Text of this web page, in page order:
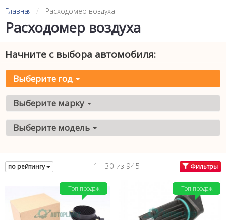
Главная Расходомер воздуха
Расходомер воздуха
Начните с выбора автомобиля:
Выберите год
Выберите марку
Выберите модель
по рейтингу 1 - 30 из 945 Фильтры
Топ продаж Топ продаж